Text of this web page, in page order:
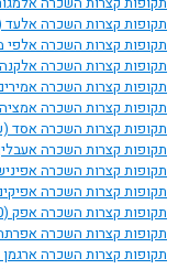
תקופות קצרות השכרה אלעד
תקופות קצרות השכרה אלפי
תקופות קצרות השכרה אלקנה
תקופות קצרות השכרה
תקופות קצרות השכרה אמציה
תקופות קצרות השכרה אסד
תקופות קצרות השכרה
תקופות קצרות השכרה
תקופות קצרות השכרה
תקופות קצרות השכרה אפק (0)
תקופות קצרות השכרה
תקופות קצרות השכרה ארגמן